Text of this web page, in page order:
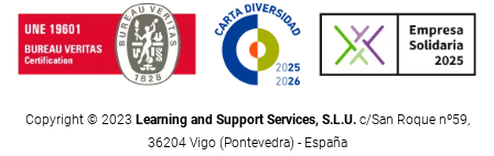
Copyright © 2023 Learning and Support Services, S.L.U.c/San Roque nº59,
36204 Vigo (Pontevedra) - España